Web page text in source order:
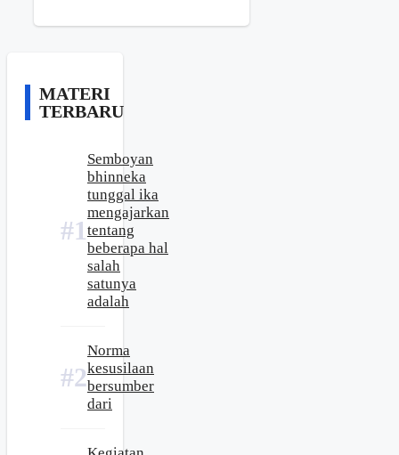
MATERI
TERBARU
Semboyan
bhinneka
tunggal ika
mengajarkan
tentang
beberapa hal
salah
satunya
adalah
Norma
kesusilaan
bersumber
dari